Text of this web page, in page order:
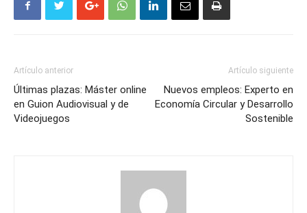
Artículo anterior
Últimas plazas: Máster online
en Guion Audiovisual y de
Videojuegos
Artículo siguiente
Nuevos empleos: Experto en
Economía Circular y Desarrollo
Sostenible